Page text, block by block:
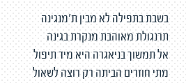
בשבת בתפילה לא מבין ת'מנגינה
תרנגולת מאוהבת מנקרת בגינה
אל תמשוך בניאגרה היא מיד תיפול
מתי חוזרים הביתה רק רוצה לשאול